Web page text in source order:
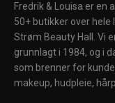
Fredrik & Louisa er en
50+ butikker over
Strøm Beauty Hall. Vi
grunnlagt i 1984, og i
som brenner for
makeup, hudpleie,